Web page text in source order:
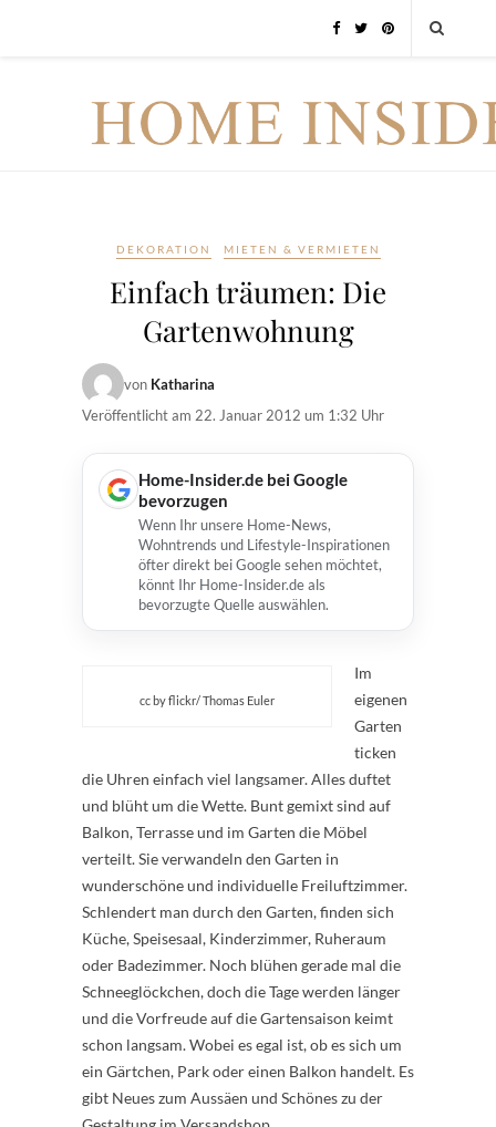
DEKORATION MIETEN & VERMIETEN
Einfach träumen: Die
Gartenwohnung
von Katharina
Veröffentlicht am 22. Januar 2012 um 1:32 Uhr
Home-Insider.de bei Google
bevorzugen
Wenn Ihr unsere Home-News,
Wohntrends und Lifestyle-Inspirationen
öfter direkt bei Google sehen möchtet,
könnt Ihr Home-Insider.de als
bevorzugte Quelle auswählen.
cc by flickr/ Thomas Euler
Im
eigenen
Garten
ticken
die Uhren einfach viel langsamer. Alles duftet
und blüht um die Wette. Bunt gemixt sind auf
Balkon, Terrasse und im Garten die Möbel
verteilt. Sie verwandeln den Garten in
wunderschöne und individuelle Freiluftzimmer.
Schlendert man durch den Garten, finden sich
Küche, Speisesaal, Kinderzimmer, Ruheraum
oder Badezimmer. Noch blühen gerade mal die
Schneeglöckchen, doch die Tage werden länger
und die Vorfreude auf die Gartensaison keimt
schon langsam. Wobei es egal ist, ob es sich um
ein Gärtchen, Park oder einen Balkon handelt. Es
gibt Neues zum Aussäen und Schönes zu der